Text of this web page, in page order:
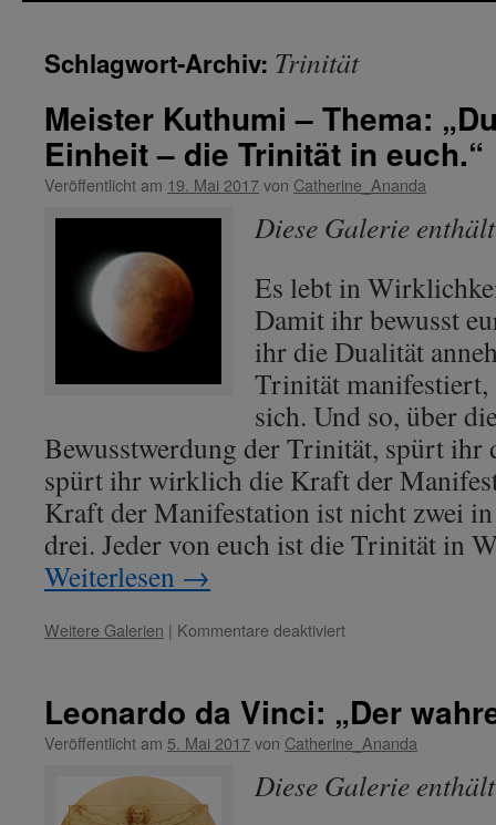
Schlagwort-Archiv: Trinität
Meister Kuthumi – Thema:
Einheit – die Trinität in euch.“
Veröffentlicht am 19. Mai 2017von Catherine_Ananda
Diese Galerie
Es lebt in
Damit ihr bewusst
ihr die Dualität
Trinität manifestiert,
sich. Und so, über
Bewusstwerdung der Trinität, spürt ihr
spürt ihr wirklich die Kraft der
Kraft der Manifestation ist nicht zwei
drei. Jeder von euch ist die Trinität in
Weiterlesen →
Weitere Galerien | Kommentare deaktiviertfür
Thema:
„Dualität
Einheit
Leonardo da Vinci: „Der
Veröffentlicht am 5. Mai 2017von Catherine_Ananda
Diese Galerie